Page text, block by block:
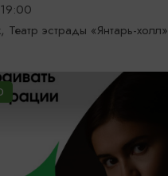
Театр эстрады «Янтарь-холл»